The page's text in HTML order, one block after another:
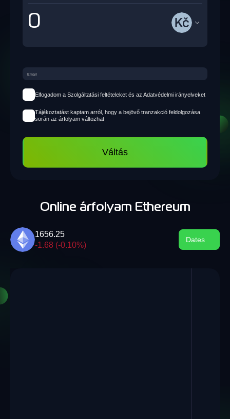
Elfogadom a Szolgáltatási feltételeket és az Adatvédelmi irányelveket
Tájékoztatást kaptam arról, hogy a bejövő tranzakció feldolgozása
során az árfolyam változhat
Váltás
Online árfolyam Ethereum
1656.25
-1.68 (-0.10%)
Dates